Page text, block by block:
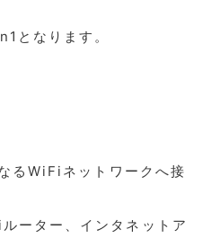
となります。
WiFiネットワークへ接
ター、インタネットア